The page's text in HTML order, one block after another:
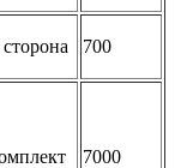
сторона 700
7000